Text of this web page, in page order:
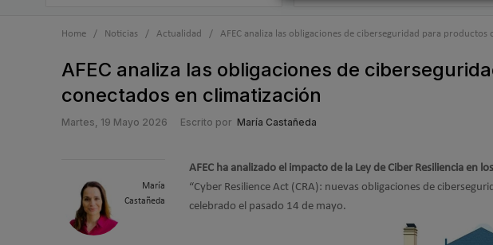
Home / Noticias / Actualidad / AFEC analiza las obligaciones de ciberseguridad para productos
AFEC analiza las obligaciones de
conectados en climatización
Martes, 19 Mayo 2026 Escrito por María Castañeda
María
Castañeda
AFEC ha analizado el impacto de la Ley de Ciber Resiliencia en
“Cyber Resilience Act (CRA): nuevas obligaciones de
celebrado el pasado 14 de mayo.